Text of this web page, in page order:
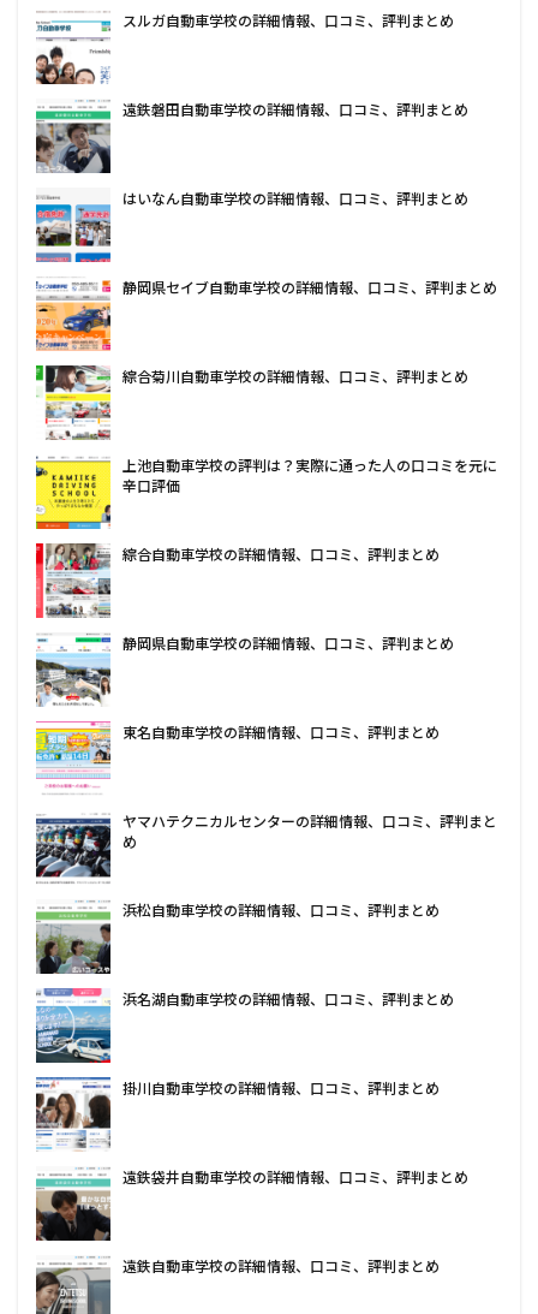
スルガ自動車学校の詳細情報、口コミ、評判まとめ
遠鉄磐田自動車学校の詳細情報、口コミ、評判まとめ
はいなん自動車学校の詳細情報、口コミ、評判まとめ
静岡県セイブ自動車学校の詳細情報、口コミ、評判まとめ
綜合菊川自動車学校の詳細情報、口コミ、評判まとめ
上池自動車学校の評判は？実際に通った人の口コミを元に
辛口評価
綜合自動車学校の詳細情報、口コミ、評判まとめ
静岡県自動車学校の詳細情報、口コミ、評判まとめ
東名自動車学校の詳細情報、口コミ、評判まとめ
ヤマハテクニカルセンターの詳細情報、口コミ、評判まと
め
浜松自動車学校の詳細情報、口コミ、評判まとめ
浜名湖自動車学校の詳細情報、口コミ、評判まとめ
掛川自動車学校の詳細情報、口コミ、評判まとめ
遠鉄袋井自動車学校の詳細情報、口コミ、評判まとめ
遠鉄自動車学校の詳細情報、口コミ、評判まとめ